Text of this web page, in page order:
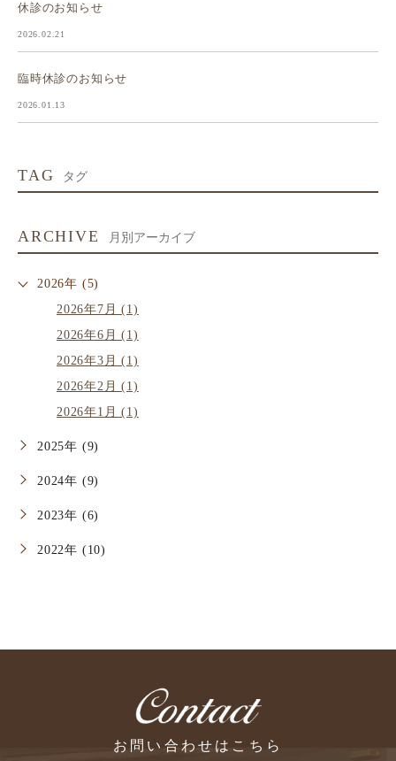
休診のお知らせ
2026.02.21
臨時休診のお知らせ
2026.01.13
TAG タグ
ARCHIVE 月別アーカイブ
2026年 (5)
2026年7月 (1)
2026年6月 (1)
2026年3月 (1)
2026年2月 (1)
2026年1月 (1)
2025年 (9)
2024年 (9)
2023年 (6)
2022年 (10)
お問い合わせはこちら